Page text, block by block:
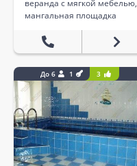
веранда с мягкой мебелью,
мангальная площадка
До 6 1 3